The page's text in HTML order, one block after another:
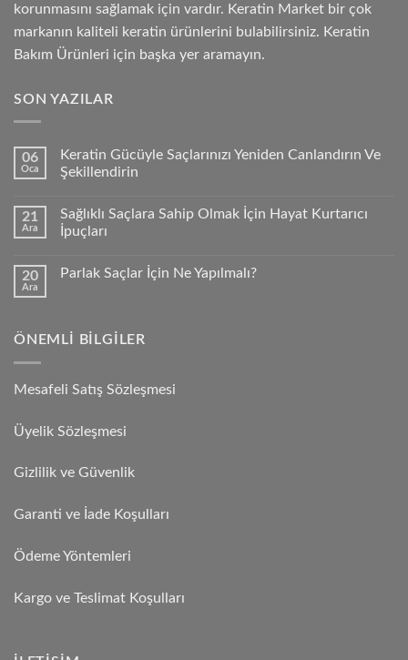
korunmasını sağlamak için vardır. Keratin Market bir çok
markanın kaliteli keratin ürünlerini bulabilirsiniz. Keratin
Bakım Ürünleri için başka yer aramayın.
SON YAZILAR
06
Oca
Keratin Gücüyle Saçlarınızı Yeniden Canlandırın Ve
Şekillendirin
21
Ara
Sağlıklı Saçlara Sahip Olmak İçin Hayat Kurtarıcı
İpuçları
20
Ara
Parlak Saçlar İçin Ne Yapılmalı?
ÖNEMLI BILGILER
Mesafeli Satış Sözleşmesi
Üyelik Sözleşmesi
Gizlilik ve Güvenlik
Garanti ve İade Koşulları
Ödeme Yöntemleri
Kargo ve Teslimat Koşulları